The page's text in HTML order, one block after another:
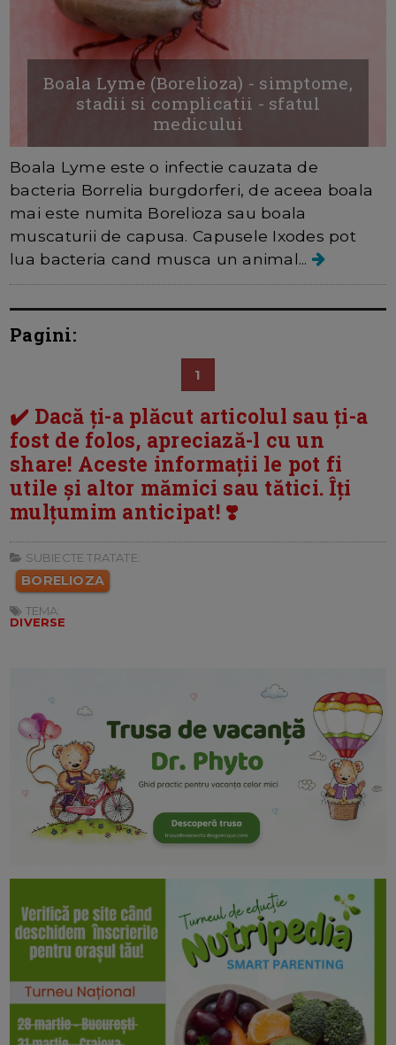
Boala Lyme (Borelioza) - simptome,
stadii si complicatii - sfatul
medicului
Boala Lyme este o infectie cauzata de
bacteria Borrelia burgdorferi, de aceea boala
mai este numita Borelioza sau boala
muscaturii de capusa. Capusele Ixodes pot
lua bacteria cand musca un animal...
Pagini:
1
✔️ Dacă ți-a plăcut articolul sau ți-a
fost de folos, apreciază-l cu un
share! Aceste informații le pot fi
utile și altor mămici sau tătici. Îți
mulțumim anticipat! ❣️
SUBIECTE TRATATE:
BORELIOZA
TEMA:
DIVERSE